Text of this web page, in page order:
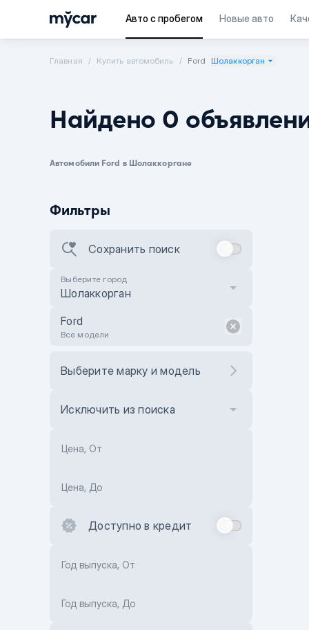
Авто с пробегом Новые авто
Главная Купить автомобиль Ford Шолаккорган
Найдено 0
Автомобили Ford в Шолаккоргане
Фильтры
Сохранить поиск
Выберите город
Шолаккорган
Ford
Все модели
Выберите марку и модель
Исключить из поиска
Цена, От
Цена, До
Доступно в кредит
Год выпуска, От
Год выпуска, До